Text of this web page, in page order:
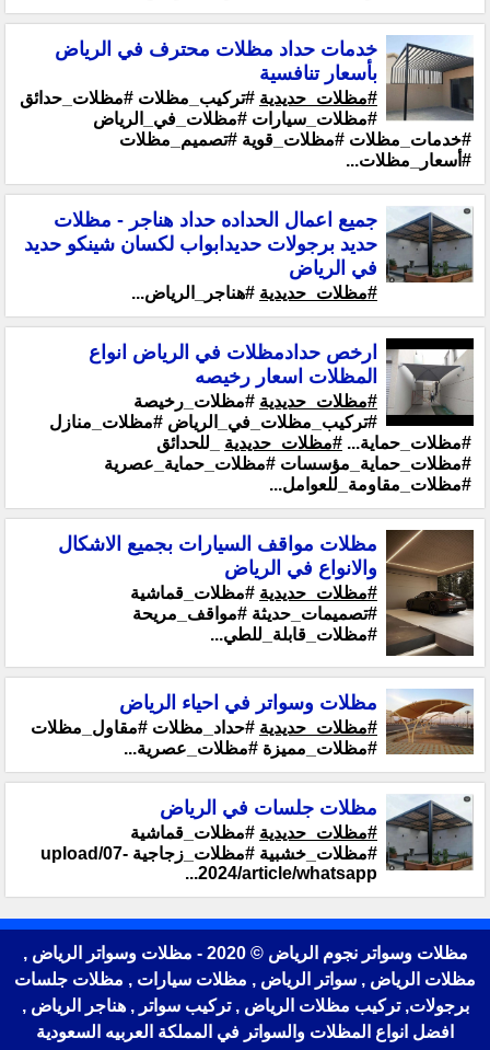
خدمات حداد مظلات محترف في الرياض
بأسعار تنافسية
#مظلات_حديدية #تركيب_مظلات #مظلات_حدائق
#مظلات_سيارات #مظلات_في_الرياض
#خدمات_مظلات #مظلات_قوية #تصميم_مظلات
#أسعار_مظلات...
جميع اعمال الحداده حداد هناجر - مظلات
حديد برجولات حديدابواب لكسان شينكو حديد
في الرياض
#مظلات_حديدية #هناجر_الرياض...
ارخص حدادمظلات في الرياض انواع
المظلات اسعار رخيصه
#مظلات_حديدية #مظلات_رخيصة
#تركيب_مظلات_في_الرياض #مظلات_منازل
#مظلات_حماية... #مظلات_حديدية _للحدائق
#مظلات_حماية_مؤسسات #مظلات_حماية_عصرية
#مظلات_مقاومة_للعوامل...
مظلات مواقف السيارات بجميع الاشكال
والانواع في الرياض
#مظلات_حديدية #مظلات_قماشية
#تصميمات_حديثة #مواقف_مريحة
#مظلات_قابلة_للطي...
مظلات وسواتر في احياء الرياض
#مظلات_حديدية #حداد_مظلات #مقاول_مظلات
#مظلات_مميزة #مظلات_عصرية...
مظلات جلسات في الرياض
#مظلات_حديدية #مظلات_قماشية
#مظلات_خشبية #مظلات_زجاجية upload/07-
2024/article/whatsapp...
مظلات وسواتر نجوم الرياض © 2020 - مظلات وسواتر الرياض ,
مظلات الرياض , سواتر الرياض , مظلات سيارات , مظلات جلسات
برجولات, تركيب مظلات الرياض , تركيب سواتر , هناجر الرياض ,
افضل انواع المظلات والسواتر في المملكة العربيه السعودية